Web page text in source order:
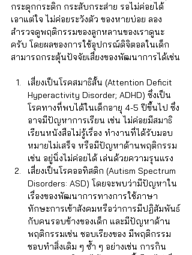
กระดุกกระดิก กระสับกระส่าย รอไม่ค่อยได้
เอาแต่ใจ ไม่ค่อยระวังตัว ของหายบ่อย ลอง
สำรวจดูพฤติกรรมของลูกหลานของเราดูนะ
ครับ โดยผลของการใช้อุปกรณ์ดิจิตอลในเด็ก
สามารถกระตุ้นปัจจัยเสี่ยงของพัฒนาการได้เช่น
เสี่ยงเป็นโรคสมาธิสั้น (Attention Deficit
Hyperactivity Disorder; ADHD) ซึ่งเป็น
โรคทางที่พบได้ในเด็กอายุ 4-5 ปีขึ้นไป ซึ่ง
อาจมีปัญหาการเรียน เช่น ไม่ค่อยมีสมาธิ
เรียนหนังสือไม่รู้เรื่อง ทำงานที่ได้รับมอบ
หมายไม่เสร็จ หรือมีปัญหาด้านพฤติกรรม
เช่น อยู่นิ่งไม่ค่อยได้ เล่นด้วยความรุนแรง
เสี่ยงเป็นโรคออทิสติก (Autism Spectrum
Disorders: ASD) โดยจะพบว่ามีปัญหาใน
เรื่องของพัฒนาการทางการใช้ภาษา
ทักษะการเข้าสังคมหรือว่าการมีปฏิสัมพันธ์
กับคนรอบข้างของเด็ก และมีปัญหาด้าน
พฤติกรรมเช่น ชอบเรียงของ มีพฤติกรรม
ชอบทำสิ่งเดิม ๆ ซ้ำ ๆ อย่างเช่น การกิน